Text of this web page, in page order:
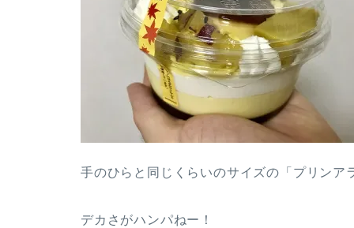
手のひらと同じくらいのサイズの「プリンア
デカさがハンパねー！